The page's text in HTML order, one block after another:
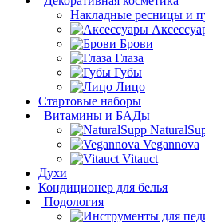
Накладные ресницы и
Брови
Глаза
Губы
Лицо
Стартовые наборы
Витамины и БАДы
Vegannova
Vitauct
Духи
Кондиционер для белья
Подология